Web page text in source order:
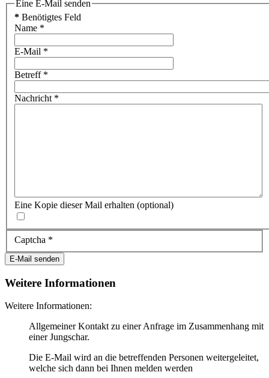
Eine E-Mail senden
* Benötigtes Feld
Name *
E-Mail *
Betreff*
Nachricht *
Eine Kopie dieser Mail erhalten (optional)
Captcha *
E-Mail senden
Weitere Informationen
Weitere Informationen:
Allgemeiner Kontakt zu einer Anfrage im Zusammenhang mit
einer Jungschar.
Die E-Mail wird an die betreffenden Personen weitergeleitet,
welche sich dann bei Ihnen melden werden